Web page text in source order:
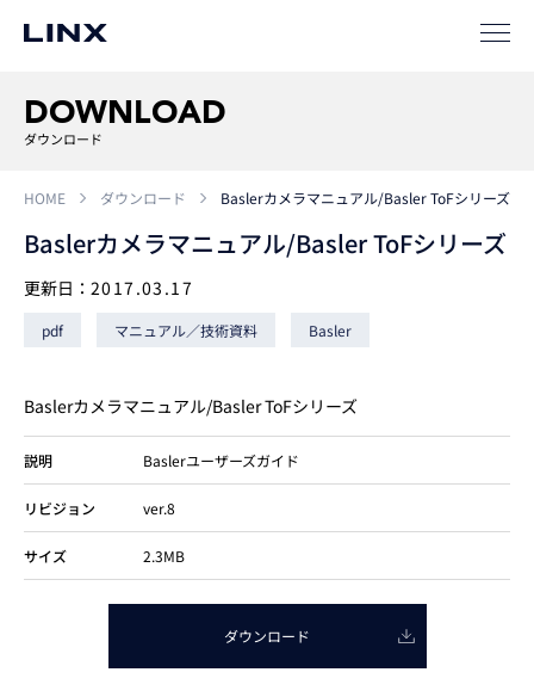
事例
SIパートナー
企業情報 EN
DOWNLOAD
ダウンロード
HOME ダウンロード Baslerカメラマニュアル/Basler ToFシリーズ
Baslerカメラマニュアル/Basler ToFシリーズ
更新日： 2017.03.17
pdf マニュアル／技術資料 Basler
Baslerカメラマニュアル/Basler ToFシリーズ
説明 Baslerユーザーズガイド
リビジョン ver.8
サイズ 2.3MB
ダウンロード